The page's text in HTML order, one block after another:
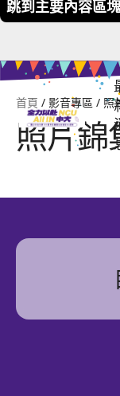
跳到主要內容區塊
111週年校慶暨
首頁 / 影音專區 / 照
照片錦